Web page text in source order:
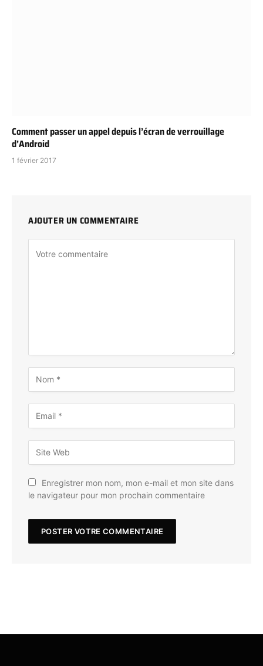
Comment passer un appel depuis l’écran de verrouillage
d’Android
1 février 2017
AJOUTER UN COMMENTAIRE
Enregistrer mon nom, mon e-mail et mon site dans
le navigateur pour mon prochain commentaire